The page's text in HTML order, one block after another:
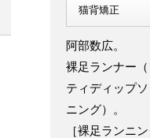
猫背矯正
阿部数広。
裸足ランナー
ティディップ
ニング）。
［裸足ランニン